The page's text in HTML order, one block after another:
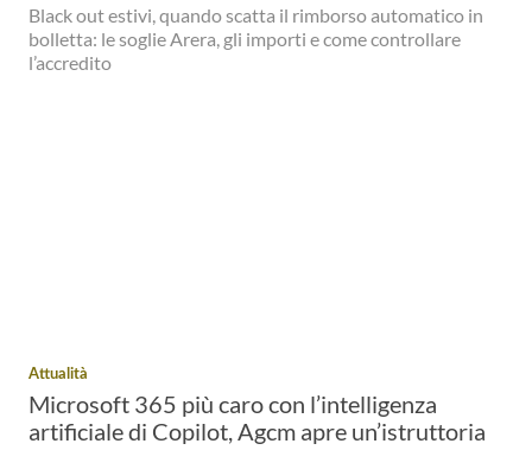
Black out estivi, quando scatta il rimborso automatico in
bolletta: le soglie Arera, gli importi e come controllare
l’accredito
Attualità
Microsoft 365 più caro con l’intelligenza
artificiale di Copilot, Agcm apre un’istruttoria